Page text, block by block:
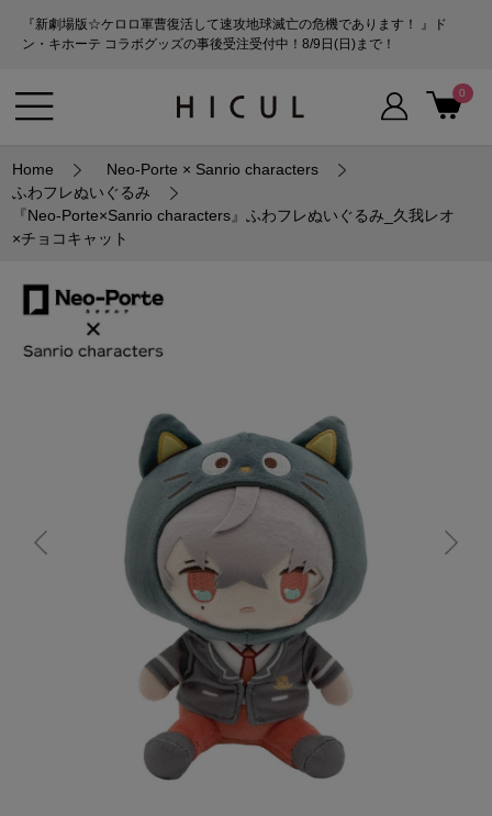
『新劇場版☆ケロロ軍曹復活して速攻地球滅亡の危機であります！ 』ド
ン・キホーテ コラボグッズの事後受注受付中！8/9日(日)まで！
0
Home
Neo-Porte × Sanrio characters
ふわフレぬいぐるみ
『Neo-Porte×Sanrio characters』ふわフレぬいぐるみ_久我レオ
×チョコキャット